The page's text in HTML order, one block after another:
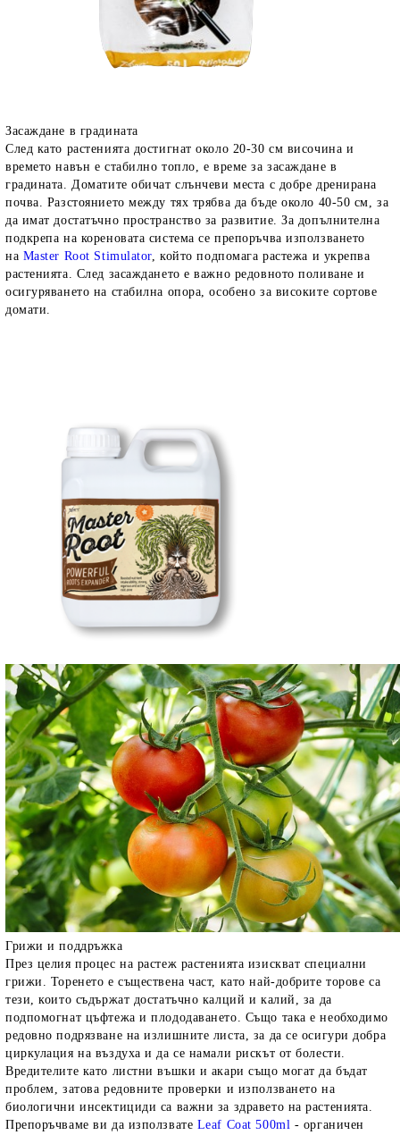
Засаждане в градината
След като растенията достигнат около 20-30 см височина и
времето навън е стабилно топло, е време за засаждане в
градината. Доматите обичат слънчеви места с добре дренирана
почва. Разстоянието между тях трябва да бъде около 40-50 см, за
да имат достатъчно пространство за развитие. За допълнителна
подкрепа на кореновата система се препоръчва използването
на Master Root Stimulator, който подпомага растежа и укрепва
растенията. След засаждането е важно редовното поливане и
осигуряването на стабилна опора, особено за високите сортове
домати.
Грижи и поддръжка
През целия процес на растеж растенията изискват специални
грижи. Торенето е съществена част, като най-добрите торове са
тези, които съдържат достатъчно калций и калий, за да
подпомогнат цъфтежа и плододаването. Също така е необходимо
редовно подрязване на излишните листа, за да се осигури добра
циркулация на въздуха и да се намали рискът от болести.
Вредителите като листни въшки и акари също могат да бъдат
проблем, затова редовните проверки и използването на
биологични инсектициди са важни за здравето на растенията.
Препоръчваме ви да използвате Leaf Coat 500ml - органичен